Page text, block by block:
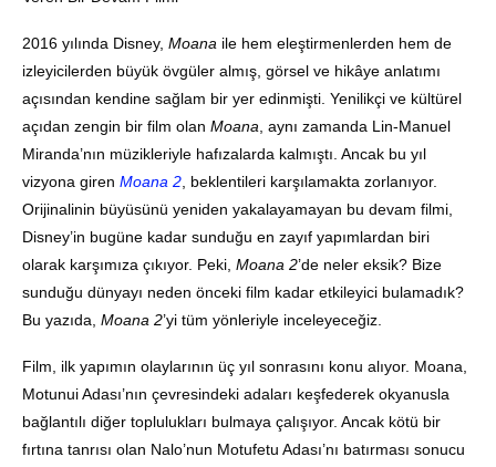
2016 yılında Disney, Moana ile hem eleştirmenlerden hem de
izleyicilerden büyük övgüler almış, görsel ve hikâye anlatımı
açısından kendine sağlam bir yer edinmişti. Yenilikçi ve kültürel
açıdan zengin bir film olan Moana , aynı zamanda Lin-Manuel
Miranda’nın müzikleriyle hafızalarda kalmıştı. Ancak bu yıl
vizyona giren Moana 2 , beklentileri karşılamakta zorlanıyor.
Orijinalinin büyüsünü yeniden yakalayamayan bu devam filmi,
Disney’in bugüne kadar sunduğu en zayıf yapımlardan biri
olarak karşımıza çıkıyor. Peki, Moana 2’de neler eksik? Bize
sunduğu dünyayı neden önceki film kadar etkileyici bulamadık?
Bu yazıda, Moana 2’yi tüm yönleriyle inceleyeceğiz.
Film, ilk yapımın olaylarının üç yıl sonrasını konu alıyor. Moana,
Motunui Adası’nın çevresindeki adaları keşfederek okyanusla
bağlantılı diğer toplulukları bulmaya çalışıyor. Ancak kötü bir
fırtına tanrısı olan Nalo’nun Motufetu Adası’nı batırması sonucu